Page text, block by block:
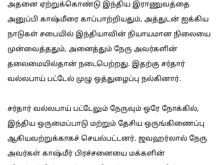
அதனை ஏற்றுக்கொண்டு இந்திய இராணுவத்தை
அனுப்பி காஷ்மீரை காப்பாற்றியதும், அத்துடன் ஐக்கிய
நாடுகள் சபையில் இந்தியாவின் நியாயமான நிலையை
முன்வைத்ததும், அனைத்தும் நேரு அவர்களின்
தலைமையில்தான் நடைபெற்றது. இதற்கு சர்தார்
வல்லபாய் பட்டேல் முழு ஒத்துழைப்பு நல்கினார்.
சர்தார் வல்லபாய் பட்டேலும் நேருவும் ஒரே நோக்கில்,
இந்திய ஒருமைப்பாடு மற்றும் தேசிய ஒருங்கிணைப்பு
ஆகியவற்றுக்காகச் செயல்பட்டனர். ஜவஹர்லால் நேரு
அவர்கள் காஷ்மீர் பிரச்சனையை மக்களின்